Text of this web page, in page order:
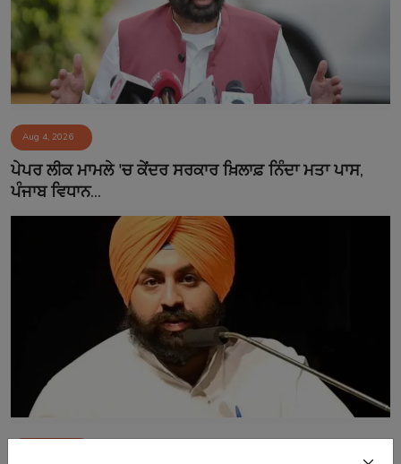
Aug 4, 2026
ਪੇਪਰ ਲੀਕ ਮਾਮਲੇ 'ਚ ਕੇਂਦਰ ਸਰਕਾਰ ਖ਼ਿਲਾਫ਼ ਨਿੰਦਾ ਮਤਾ ਪਾਸ,
ਪੰਜਾਬ ਵਿਧਾਨ...